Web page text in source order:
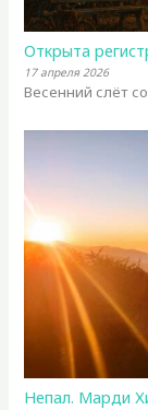
Открыта
17 апреля 2026
Весенний слёт
Непал. Марди